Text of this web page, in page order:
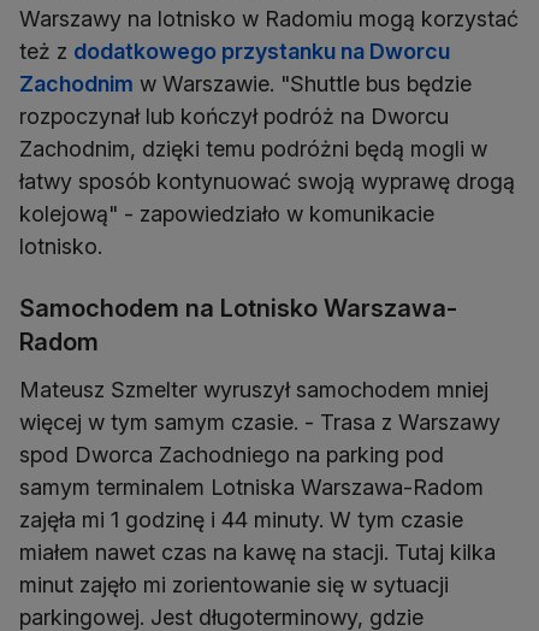
Warszawy na lotnisko w Radomiu mogą korzystać
też z dodatkowego przystanku na Dworcu
Zachodnim w Warszawie. "Shuttle bus będzie
rozpoczynał lub kończył podróż na Dworcu
Zachodnim, dzięki temu podróżni będą mogli w
łatwy sposób kontynuować swoją wyprawę drogą
kolejową" - zapowiedziało w komunikacie
lotnisko.
Samochodem na Lotnisko Warszawa-
Radom
Mateusz Szmelter wyruszył samochodem mniej
więcej w tym samym czasie. - Trasa z Warszawy
spod Dworca Zachodniego na parking pod
samym terminalem Lotniska Warszawa-Radom
zajęła mi 1 godzinę i 44 minuty. W tym czasie
miałem nawet czas na kawę na stacji. Tutaj kilka
minut zajęło mi zorientowanie się w sytuacji
parkingowej. Jest długoterminowy, gdzie